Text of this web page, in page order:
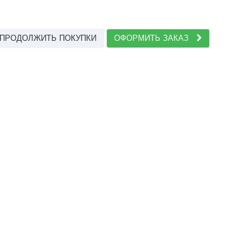
ПРОДОЛЖИТЬ ПОКУПКИ
ОФОРМИТЬ ЗАКАЗ